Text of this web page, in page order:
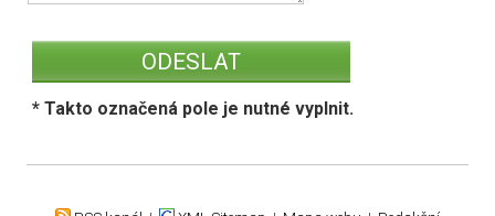
* Takto označená pole je nutné vyplnit.